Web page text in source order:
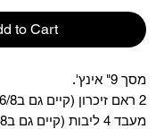
to Cart
מסך 9" אינץ'.
2 ראם זיכרון (קיים גם ב4/6/8 ראם זיכרון).
מעבד 4 ליבות (קיים גם ב8 ליבות).